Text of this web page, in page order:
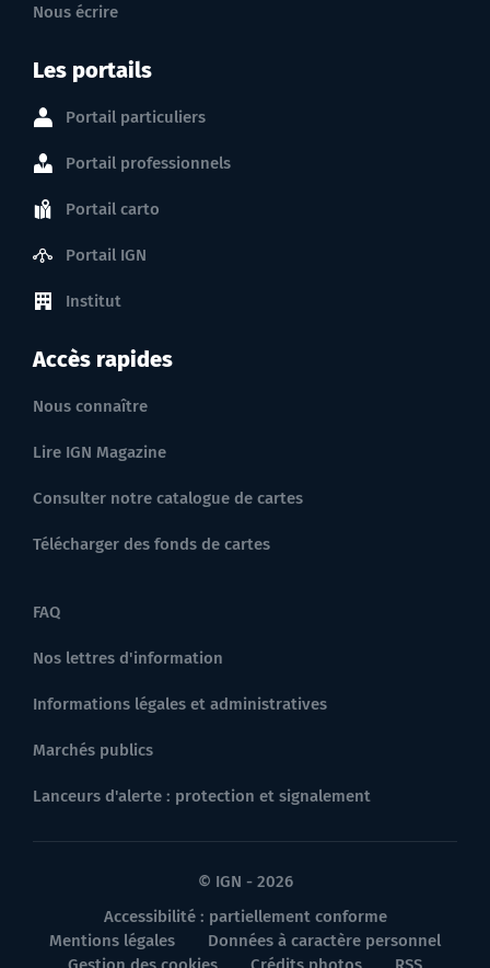
Nous écrire
Les portails
Portail particuliers
Portail professionnels
Portail carto
Portail IGN
Institut
Accès rapides
Nous connaître
Lire IGN Magazine
Consulter notre catalogue de cartes
Télécharger des fonds de cartes
FAQ
Nos lettres d'information
Informations légales et administratives
Marchés publics
Lanceurs d'alerte : protection et signalement
© IGN - 2026
Accessibilité : partiellement conforme
Mentions légales
Données à caractère personnel